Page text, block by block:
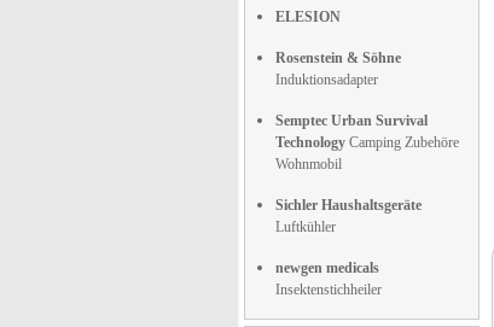
ELESION
Rosenstein & Söhne
Induktionsadapter
Semptec Urban Survival
Technology Camping Zubehöre
Wohnmobil
Sichler Haushaltsgeräte
Luftkühler
newgen medicals
Insektenstichheiler